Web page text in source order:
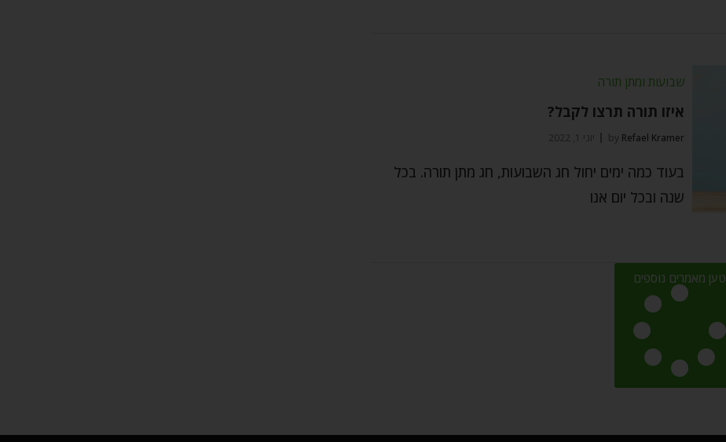
שבועות ומתן תורה
איזו תורה תרצו לקבל?
by Refael Kramer יוני 1, 2022
בעוד כמה ימים יחול חג השבועות, חג מתן תורה. בכל
שנה ובכל יום אנו
טען מאמרים נוספים